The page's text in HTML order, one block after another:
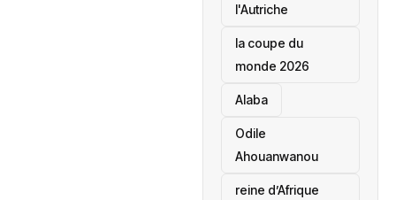
l'Autriche
la coupe du
monde 2026
Alaba
Odile
Ahouanwanou
reine d’Afrique